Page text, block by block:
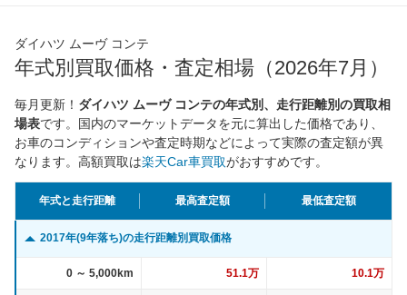
ダイハツ ムーヴ コンテ
年式別買取価格・査定相場（2026年7月）
毎月更新！ ダイハツ ムーヴ コンテの年式別、走行距離別の買取相
場表です。国内のマーケットデータを元に算出した価格であり、
お車のコンディションや査定時期などによって実際の査定額が異
なります。高額買取は楽天Car車買取がおすすめです。
年式と走行距離 最高査定額 最低査定額
2017年(9年落ち)の走行距離別買取価格
0 ～ 5,000km 51.1万 10.1万